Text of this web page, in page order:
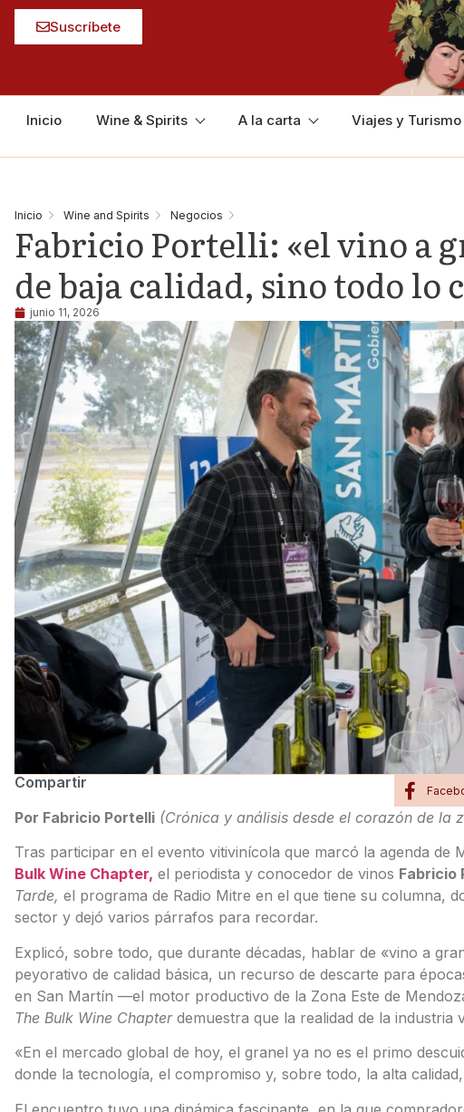
Suscríbete
Inicio Wine & Spirits A la carta Viajes y Turismo
Inicio Wine and Spirits Negocios
Fabricio Portelli: «el vino a
de baja calidad, sino todo lo
junio 11, 2026
Compartir
Por Fabricio Portelli (Crónica y análisis desde el corazón de la
Tras participar en el evento vitivinícola que marcó la agenda de
Bulk Wine Chapter, el periodista y conocedor de vinos Fabricio
Tarde, el programa de Radio Mitre en el que tiene su columna,
sector y dejó varios párrafos para recordar.
Explicó, sobre todo, que durante décadas, hablar de «vino a
peyorativo de calidad básica, un recurso de descarte para
en San Martín —el motor productivo de la Zona Este de
The Bulk Wine Chapterdemuestra que la realidad de la industria
«En el mercado global de hoy, el granel ya no es el primo
donde la tecnología, el compromiso y, sobre todo, la alta